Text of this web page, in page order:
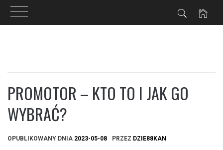
PROMOTOR – KTO TO I JAK GO
WYBRAĆ?
OPUBLIKOWANY DNIA 2023-05-08 PRZEZ DZIE88KAN